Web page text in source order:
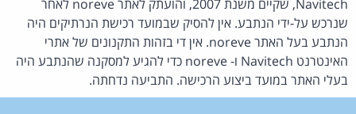
Navitech, שקיים משנת 2007, והועתק לאתר noreve לאחר
שנרכש על-ידי הנתבע. אין להסיק שבמועד רכישת הנרתיקים היה
הנתבע בעל האתר noreve. אין די בזהות התקנונים של אתרי
האינטרנט Navitech ו- noreve כדי להגיע למסקנה שהנתבע היה
בעלי האתר במועד ביצוע הרכישה. התביעה נדחתה.